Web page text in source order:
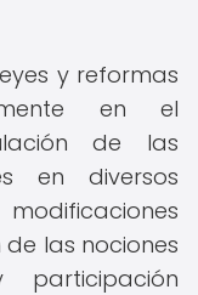
y reformas
en el
de las
en diversos
las nociones